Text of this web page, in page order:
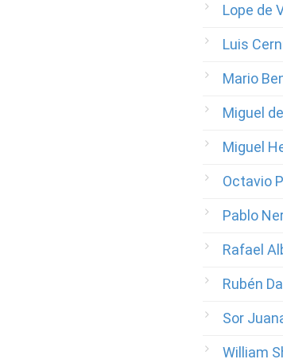
Lope de
Luis
Mario
Miguel
Miguel
Octavio
Pablo
Rafael
Rubén
Sor
William